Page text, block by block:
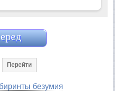
безумия